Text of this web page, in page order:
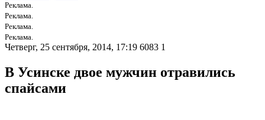
Реклама.
Реклама.
Реклама.
Реклама.
Четверг, 25 сентября, 2014, 17:19 6083 1
В Усинске двое мужчин отравились
спайсами